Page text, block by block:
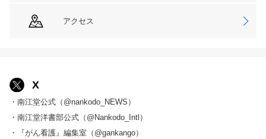
アクセス
X
・南江堂公式（@nankodo_NEWS）
・南江堂洋書部公式（@Nankodo_Intl）
・『がん看護』編集室（@gankango）